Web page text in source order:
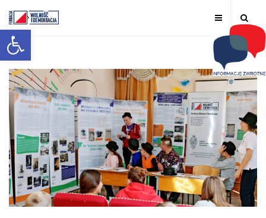
Otwórz pasek narzędzi